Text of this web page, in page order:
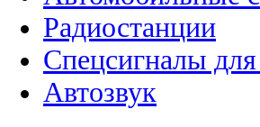
Радиостанции
Спецсигналы
Автозвук